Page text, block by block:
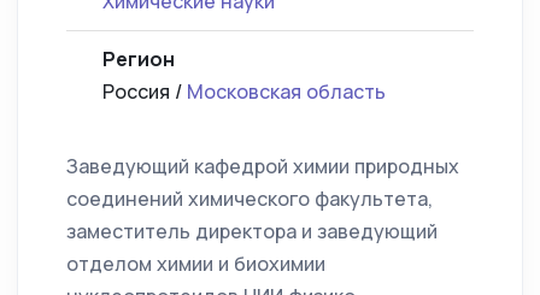
Регион
Россия / Московская область
Заведующий кафедрой химии природных
соединений химического факультета,
заместитель директора и заведующий
отделом химии и биохимии